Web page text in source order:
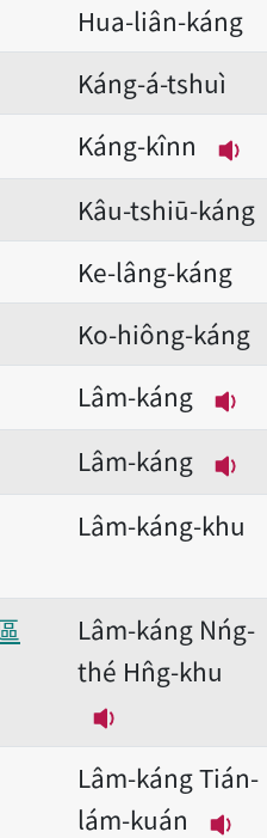
Hua-liân-káng
Káng-á-tshuì
Káng-kînn
播
Kâu-tshiū-káng
Ke-lâng-káng
Ko-hiông-káng
Lâm-káng
播
Lâm-káng
播
Lâm-káng-khu
Lâm-káng Nńg-
thé Hn̂g-khu
播放音讀
Lâm-káng Tián-
lám-kuán